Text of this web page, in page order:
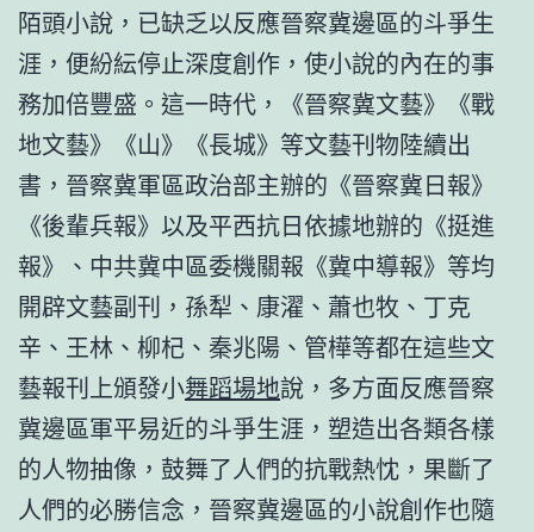
陌頭小說，已缺乏以反應晉察冀邊區的斗爭生
涯，便紛紜停止深度創作，使小說的內在的事
務加倍豐盛。這一時代，《晉察冀文藝》《戰
地文藝》《山》《長城》等文藝刊物陸續出
書，晉察冀軍區政治部主辦的《晉察冀日報》
《後輩兵報》以及平西抗日依據地辦的《挺進
報》、中共冀中區委機關報《冀中導報》等均
開辟文藝副刊，孫犁、康濯、蕭也牧、丁克
辛、王林、柳杞、秦兆陽、管樺等都在這些文
藝報刊上頒發小舞蹈場地說，多方面反應晉察
冀邊區軍平易近的斗爭生涯，塑造出各類各樣
的人物抽像，鼓舞了人們的抗戰熱忱，果斷了
人們的必勝信念，晉察冀邊區的小說創作也隨